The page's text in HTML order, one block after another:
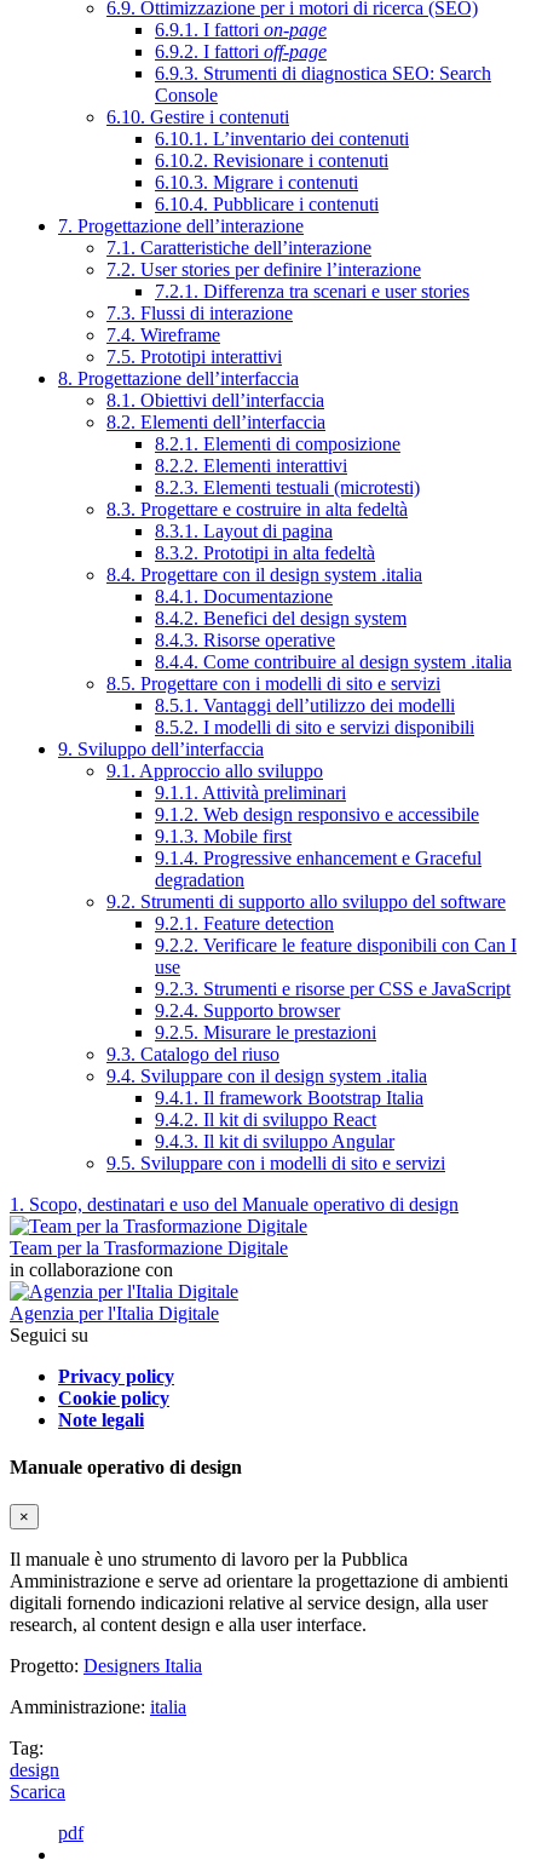
6.9. Ottimizzazione per i motori di ricerca (SEO)
6.9.1. I fattori on-page
6.9.2. I fattori off-page
6.9.3. Strumenti di diagnostica SEO: Search
Console
6.10. Gestire i contenuti
6.10.1. L’inventario dei contenuti
6.10.2. Revisionare i contenuti
6.10.3. Migrare i contenuti
6.10.4. Pubblicare i contenuti
7. Progettazione dell’interazione
7.1. Caratteristiche dell’interazione
7.2. User stories per definire l’interazione
7.2.1. Differenza tra scenari e user stories
7.3. Flussi di interazione
7.4. Wireframe
7.5. Prototipi interattivi
8. Progettazione dell’interfaccia
8.1. Obiettivi dell’interfaccia
8.2. Elementi dell’interfaccia
8.2.1. Elementi di composizione
8.2.2. Elementi interattivi
8.2.3. Elementi testuali (microtesti)
8.3. Progettare e costruire in alta fedeltà
8.3.1. Layout di pagina
8.3.2. Prototipi in alta fedeltà
8.4. Progettare con il design system .italia
8.4.1. Documentazione
8.4.2. Benefici del design system
8.4.3. Risorse operative
8.4.4. Come contribuire al design system .italia
8.5. Progettare con i modelli di sito e servizi
8.5.1. Vantaggi dell’utilizzo dei modelli
8.5.2. I modelli di sito e servizi disponibili
9. Sviluppo dell’interfaccia
9.1. Approccio allo sviluppo
9.1.1. Attività preliminari
9.1.2. Web design responsivo e accessibile
9.1.3. Mobile first
9.1.4. Progressive enhancement e Graceful
degradation
9.2. Strumenti di supporto allo sviluppo del software
9.2.1. Feature detection
9.2.2. Verificare le feature disponibili con Can I
use
9.2.3. Strumenti e risorse per CSS e JavaScript
9.2.4. Supporto browser
9.2.5. Misurare le prestazioni
9.3. Catalogo del riuso
9.4. Sviluppare con il design system .italia
9.4.1. Il framework Bootstrap Italia
9.4.2. Il kit di sviluppo React
9.4.3. Il kit di sviluppo Angular
9.5. Sviluppare con i modelli di sito e servizi
1. Scopo, destinatari e uso del Manuale operativo di design
Team per la Trasformazione Digitale
in collaborazione con
Agenzia per l'Italia Digitale
Seguici su
Privacy policy
Cookie policy
Note legali
Manuale operativo di design
×
Il manuale è uno strumento di lavoro per la Pubblica
Amministrazione e serve ad orientare la progettazione di ambienti
digitali fornendo indicazioni relative al service design, alla user
research, al content design e alla user interface.
Progetto: Designers Italia
Amministrazione: italia
Tag:
design
Scarica
pdf